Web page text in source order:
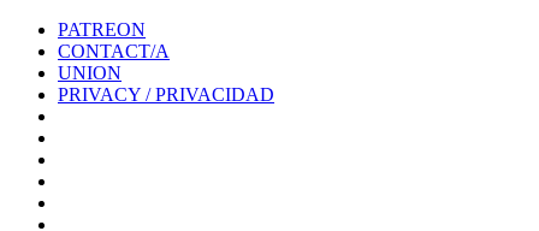
PATREON
CONTACT/A
UNION
PRIVACY / PRIVACIDAD